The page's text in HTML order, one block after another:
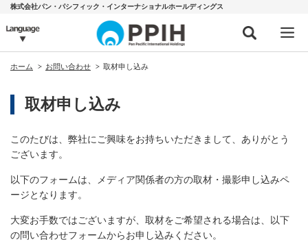
株式会社パン・パシフィック・インターナショナルホールディングス
ホーム お問い合わせ 取材申し込み
取材申し込み
このたびは、弊社にご興味をお持ちいただきまして、ありがとう
ございます。
以下のフォームは、メディア関係者の方の取材・撮影申し込みペ
ージとなります。
大変お手数ではございますが、取材をご希望される場合は、
以下
の問い合わせフォームからお申し込みください。